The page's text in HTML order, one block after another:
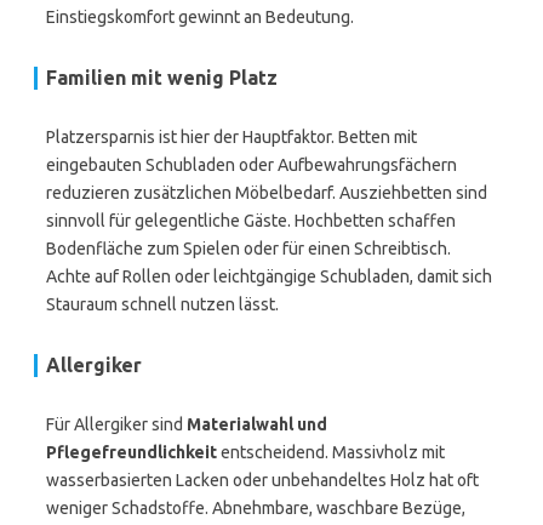
Einstiegskomfort gewinnt an Bedeutung.
Familien mit wenig Platz
Platzersparnis ist hier der Hauptfaktor. Betten mit
eingebauten Schubladen oder Aufbewahrungsfächern
reduzieren zusätzlichen Möbelbedarf. Ausziehbetten sind
sinnvoll für gelegentliche Gäste. Hochbetten schaffen
Bodenfläche zum Spielen oder für einen Schreibtisch.
Achte auf Rollen oder leichtgängige Schubladen, damit sich
Stauraum schnell nutzen lässt.
Allergiker
Für Allergiker sind Materialwahl und
Pflegefreundlichkeitentscheidend. Massivholz mit
wasserbasierten Lacken oder unbehandeltes Holz hat oft
weniger Schadstoffe. Abnehmbare, waschbare Bezüge,